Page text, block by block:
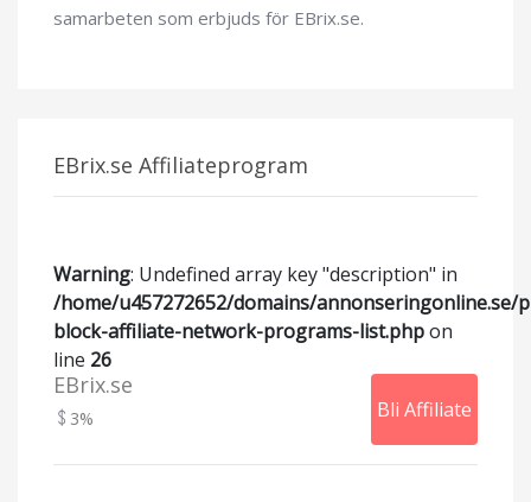
samarbeten som erbjuds för EBrix.se.
EBrix.se Affiliateprogram
Warning: Undefined array key "description" in
/home/u457272652/domains/annonseringonline.se/
block-affiliate-network-programs-list.phpon
line 26
EBrix.se
3% Bli Affiliate